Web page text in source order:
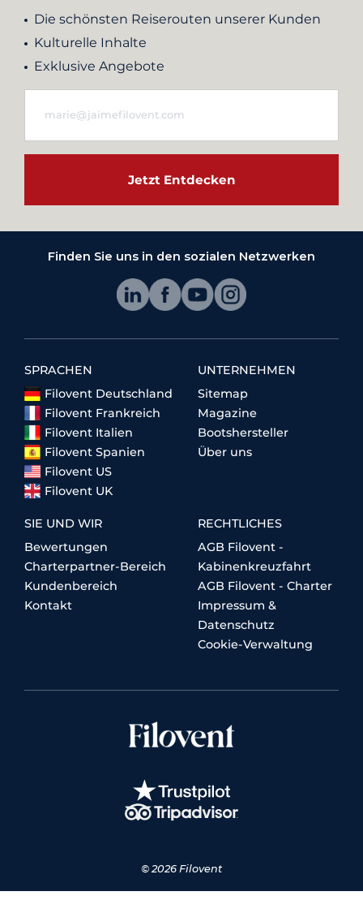
Die schönsten Reiserouten unserer Kunden
Kulturelle Inhalte
Exklusive Angebote
Jetzt Entdecken
Finden Sie uns in den sozialen Netzwerken
SPRACHEN
Filovent Deutschland
Filovent Frankreich
Filovent Italien
Filovent Spanien
Filovent US
Filovent UK
UNTERNEHMEN
Sitemap
Magazine
Bootshersteller
Über uns
SIE UND WIR
Bewertungen
Charterpartner-Bereich
Kundenbereich
Kontakt
RECHTLICHES
AGB Filovent -
Kabinenkreuzfahrt
AGB Filovent - Charter
Impressum &
Datenschutz
Cookie-Verwaltung
© 2026 Filovent